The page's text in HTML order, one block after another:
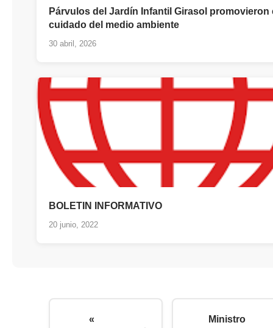
Párvulos del Jardín Infantil Girasol promovieron
cuidado del medio ambiente
30 abril, 2026
BOLETIN INFORMATIVO
20 junio, 2022
«
Ministro